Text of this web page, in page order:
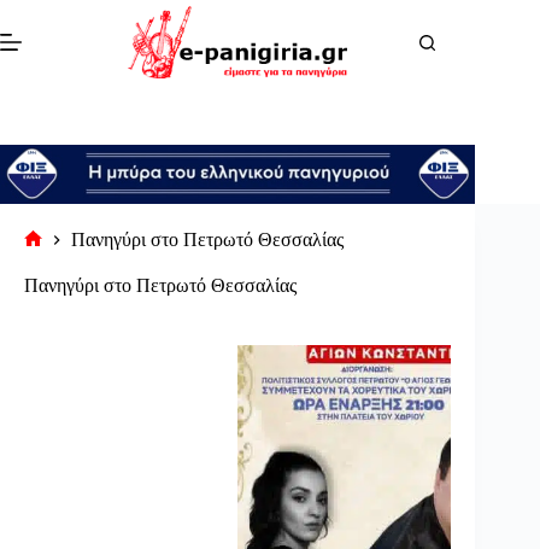
στο
περιεχόμενο
σελίδα
Πανηγύρι στο Πετρωτό Θεσσαλίας
Πανηγύρι στο Πετρωτό Θεσσαλίας